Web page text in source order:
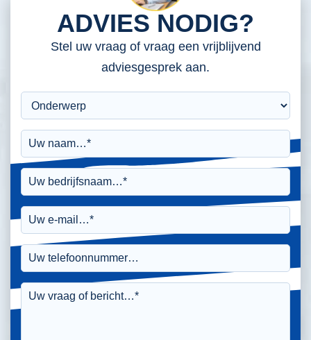
ADVIES NODIG?
Stel uw vraag of vraag een vrijblijvend
adviesgesprek aan.